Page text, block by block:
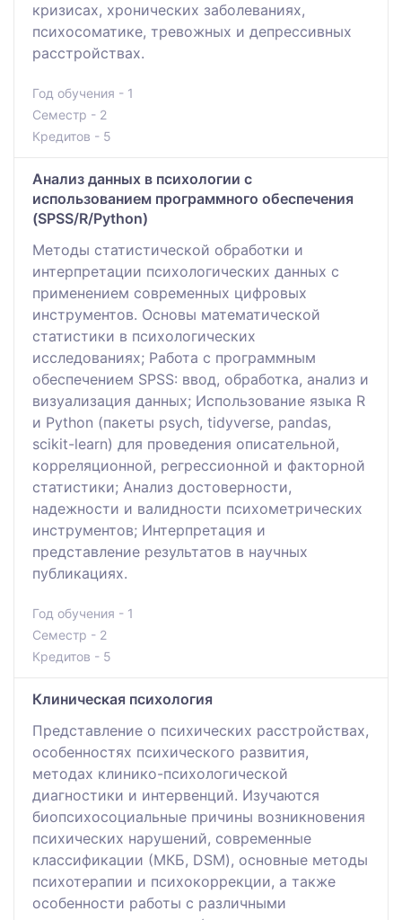
кризисах, хронических заболеваниях,
психосоматике, тревожных и депрессивных
расстройствах.
Год обучения - 1
Семестр - 2
Кредитов - 5
Анализ данных в психологии с
использованием программного обеспечения
(SPSS/R/Python)
Методы статистической обработки и
интерпретации психологических данных с
применением современных цифровых
инструментов. Основы математической
статистики в психологических
исследованиях; Работа с программным
обеспечением SPSS: ввод, обработка, анализ и
визуализация данных; Использование языка R
и Python (пакеты psych, tidyverse, pandas,
scikit-learn) для проведения описательной,
корреляционной, регрессионной и факторной
статистики; Анализ достоверности,
надежности и валидности психометрических
инструментов; Интерпретация и
представление результатов в научных
публикациях.
Год обучения - 1
Семестр - 2
Кредитов - 5
Клиническая психология
Представление о психических расстройствах,
особенностях психического развития,
методах клинико-психологической
диагностики и интервенций. Изучаются
биопсихосоциальные причины возникновения
психических нарушений, современные
классификации (МКБ, DSM), основные методы
психотерапии и психокоррекции, а также
особенности работы с различными